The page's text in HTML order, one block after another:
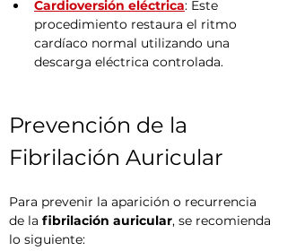
Cardioversión eléctrica: Este
procedimiento restaura el ritmo
cardíaco normal utilizando una
descarga eléctrica controlada.
Prevención de la
Fibrilación Auricular
Para prevenir la aparición o recurrencia
de la fibrilación auricular, se recomienda
lo siguiente: